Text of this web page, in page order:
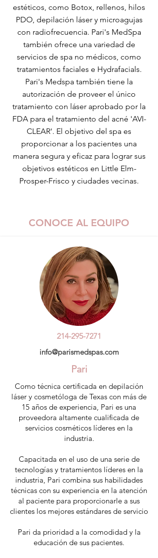
estéticos, como Botox, rellenos, hilos
PDO, depilación láser y microagujas
con radiofrecuencia. Pari's MedSpa
también ofrece una variedad de
servicios de spa no médicos, como
tratamientos faciales e Hydrafacials.
Pari's Medspa también tiene la
autorización de proveer el único
tratamiento con láser aprobado por la
FDA para el tratamiento del acné 'AVI-
CLEAR'. El objetivo del spa es
proporcionar a los pacientes una
manera segura y eficaz para lograr sus
objetivos estéticos en Little Elm-
Prosper-Frisco y ciudades vecinas.
CONOCE AL EQUIPO
214-295-7271
info@parismedspas.com
Pari
Como técnica certificada en depilación
láser y cosmetóloga de Texas con más de
15 años de experiencia, Pari es una
proveedora altamente cualificada de
servicios cosméticos líderes en la
industria.
Capacitada en el uso de una serie de
tecnologías y tratamientos líderes en la
industria, Pari combina sus habilidades
técnicas con su experiencia en la atención
al paciente para proporcionarle a sus
clientes los mejores estándares de servicio
Pari da prioridad a la comodidad y la
educación de sus pacientes.